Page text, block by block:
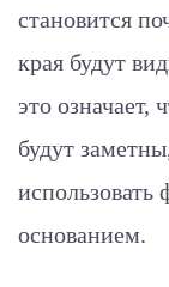
становится
края будут
это
будут
основанием.